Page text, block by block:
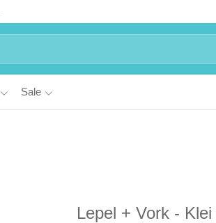
Sale
Lepel + Vork - Klei